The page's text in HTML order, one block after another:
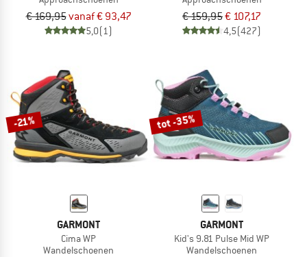
€ 169,95vanaf € 93,47
5,0(1)
€ 159,95€ 107,17
4,5(427)
-21%
GARMONT
Cima WP
Wandelschoenen
tot -35%
GARMONT
Kid's 9.81 Pulse Mid WP
Wandelschoenen